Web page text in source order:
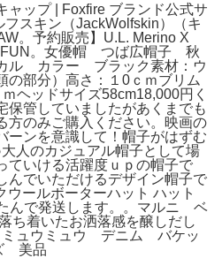
ャップ | Foxfire ブランド公式サ
スキン（JackWolfskin）（キ
。予約販売】U.L. Merino X
。女優帽 つば広帽子 秋
カラー ブラック素材：ウ
の部分）高さ：１0ｃｍブリム
ヘッドサイズ58cm18,000円く
保管していましたがあくまでも
方のみご購入ください。映画の
ーンを意識して！帽子がはずむ
人のカジュアル帽子として場
ていける活躍度ｕｐの帽子で
んでいただけるデザイン帽子で
ールボーターハット ハット
んで発送します。。マルニ ベ
ち着いたお洒落感を醸しだし
ミュウミュウ デニム バケッ
美品